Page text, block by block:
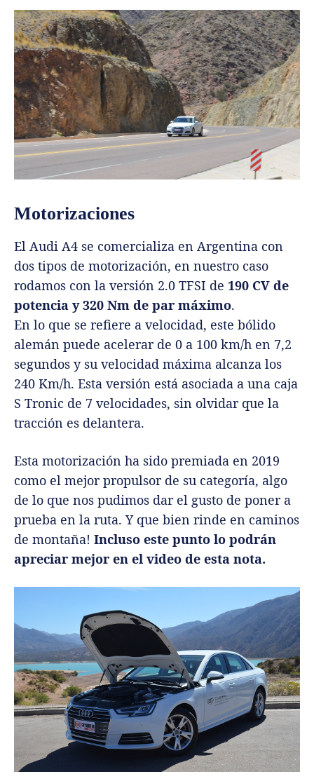
Motorizaciones
El Audi A4 se comercializa en Argentina con
dos tipos de motorización, en nuestro caso
rodamos con la versión 2.0 TFSI de 190 CV de
potencia y 320 Nm de par máximo.
En lo que se refiere a velocidad, este bólido
alemán puede acelerar de 0 a 100 km/h en 7,2
segundos y su velocidad máxima alcanza los
240 Km/h. Esta versión está asociada a una caja
S Tronic de 7 velocidades, sin olvidar que la
tracción es delantera.
Esta motorización ha sido premiada en 2019
como el mejor propulsor de su categoría, algo
de lo que nos pudimos dar el gusto de poner a
prueba en la ruta. Y que bien rinde en caminos
de montaña! Incluso este punto lo podrán
apreciar mejor en el video de esta nota.